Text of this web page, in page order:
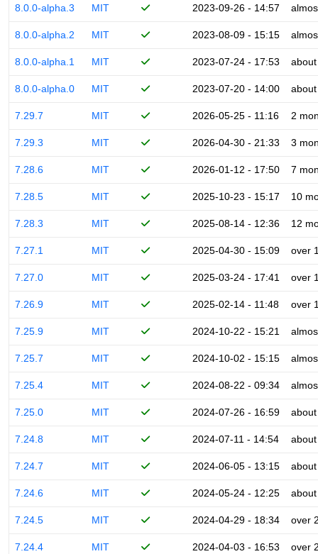
8.0.0-alpha.3 MIT 2023-09-26 - 14:57
8.0.0-alpha.2 MIT 2023-08-09 - 15:15
8.0.0-alpha.1 MIT 2023-07-24 - 17:53
8.0.0-alpha.0 MIT 2023-07-20 - 14:00
7.29.7 MIT 2026-05-25 - 11:16 2
7.29.3 MIT 2026-04-30 - 21:33 3
7.28.6 MIT 2026-01-12 - 17:50 7
7.28.5 MIT 2025-10-23 - 15:17 10
7.28.3 MIT 2025-08-14 - 12:36 12
7.27.1 MIT 2025-04-30 - 15:09 over
7.27.0 MIT 2025-03-24 - 17:41 over
7.26.9 MIT 2025-02-14 - 11:48 over
7.25.9 MIT 2024-10-22 - 15:21
7.25.7 MIT 2024-10-02 - 15:15
7.25.4 MIT 2024-08-22 - 09:34
7.25.0 MIT 2024-07-26 - 16:59
7.24.8 MIT 2024-07-11 - 14:54
7.24.7 MIT 2024-06-05 - 13:15
7.24.6 MIT 2024-05-24 - 12:25
7.24.5 MIT 2024-04-29 - 18:34 over
7.24.4 MIT 2024-04-03 - 16:53 over